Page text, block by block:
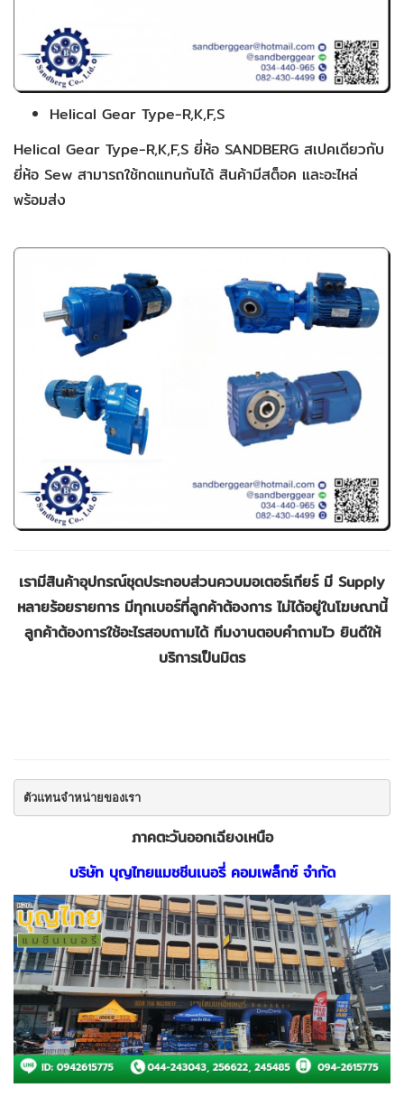
Helical Gear Type-R,K,F,S
Helical Gear Type-R,K,F,S ยี่ห้อ SANDBERG สเปคเดียวกับ
ยี่ห้อ Sew สามารถใช้ทดแทนกันได้ สินค้ามีสต็อค และอะไหล่
พร้อมส่ง
เรามีสินค้าอุปกรณ์ชุดประกอบส่วนควบมอเตอร์เกียร์ มี Supply
หลายร้อยรายการ มีทุกเบอร์ที่ลูกค้าต้องการ ไม่ได้อยู่ในโฆษณานี้
ลูกค้าต้องการใช้อะไรสอบถามได้ ทีมงานตอบคำถามไว ยินดีให้
บริการเป็นมิตร
ตัวแทนจำหน่ายของเรา
ภาคตะวันออกเฉียงเหนือ
บริษัท บุญไทยแมชชีนเนอรี่ คอมเพล็กซ์ จำกัด